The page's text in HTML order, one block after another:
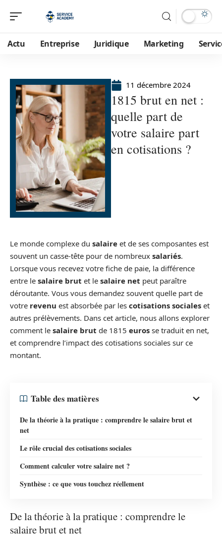
Actu Entreprise Juridique Marketing
11 décembre 2024
1815 brut en net :
quelle part de
votre salaire part
en cotisations ?
Le monde complexe du salaire et de ses composantes est
souvent un casse-tête pour de nombreux salariés.
Lorsque vous recevez votre fiche de paie, la différence
entre le salaire brut et le salaire net peut paraître
déroutante. Vous vous demandez souvent quelle part de
votre revenu est absorbée par les cotisations sociales et
autres prélèvements. Dans cet article, nous allons explorer
comment le salaire brut de 1815 euros se traduit en net,
et comprendre l’impact des cotisations sociales sur ce
montant.
Table des matières
De la théorie à la pratique : comprendre le salaire brut et
net
Le rôle crucial des cotisations sociales
Comment calculer votre salaire net ?
Synthèse : ce que vous touchez réellement
De la théorie à la pratique : comprendre le
salaire brut et net